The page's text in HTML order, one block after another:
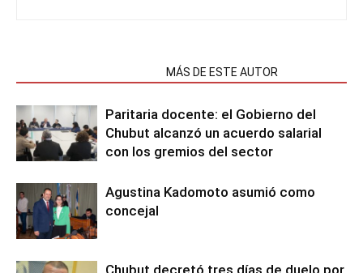
MÁS DE ESTE AUTOR
Paritaria docente: el Gobierno del
Chubut alcanzó un acuerdo salarial
con los gremios del sector
Agustina Kadomoto asumió como
concejal
Chubut decretó tres días de duelo por